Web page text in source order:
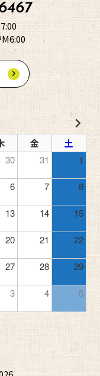
金
土
30 31 1
6 7 8
13 14 15
20 21 22
27 28 29
3 4 5